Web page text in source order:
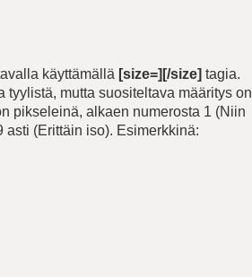
käyttämällä [size=][/size] tagia.
mutta suositeltava määritys on
pikseleinä, alkaen numerosta 1 (Niin
asti (Erittäin iso). Esimerkkinä: